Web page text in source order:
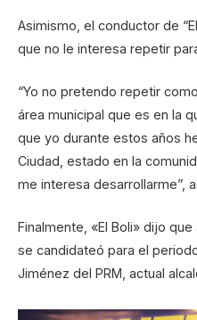
Asimismo, el conductor de
que no le interesa repetir
“Yo no pretendo repetir
área municipal que es en la
que yo durante estos años
Ciudad, estado en la
me interesa desarrollarme”,
Finalmente, «El Boli» dijo
se candidateó para el
Jiménez del PRM, actual